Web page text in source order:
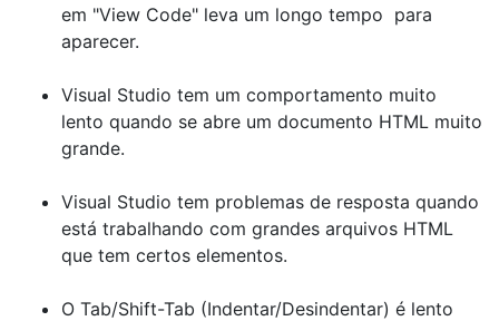
em "View Code" leva um longo tempo para
aparecer.
Visual Studio tem um comportamento muito
lento quando se abre um documento HTML muito
grande.
Visual Studio tem problemas de resposta quando
está trabalhando com grandes arquivos HTML
que tem certos elementos.
O Tab/Shift-Tab (Indentar/Desindentar) é lento